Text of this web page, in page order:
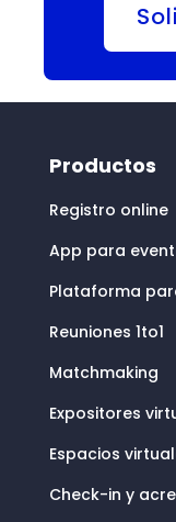
Productos
Registro online
App para
Plataforma
Reuniones 1to1
Matchmaking
Expositores
Espacios
Check-in y